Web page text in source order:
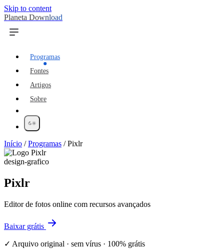
Skip to content
Planeta Download
Programas
Fontes
Artigos
Sobre
Início /Programas /Pixlr
design-grafico
Pixlr
Editor de fotos online com recursos avançados
Baixar grátis
✓ Arquivo original · sem vírus · 100% grátis